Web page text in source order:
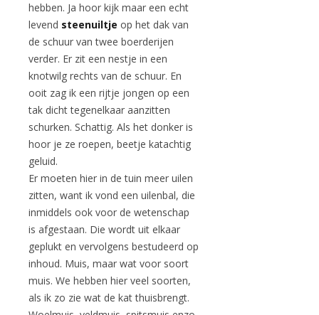
hebben. Ja hoor kijk maar een echt
levend steenuiltje op het dak van
de schuur van twee boerderijen
verder. Er zit een nestje in een
knotwilg rechts van de schuur. En
ooit zag ik een rijtje jongen op een
tak dicht tegenelkaar aanzitten
schurken. Schattig. Als het donker is
hoor je ze roepen, beetje katachtig
geluid.
Er moeten hier in de tuin meer uilen
zitten, want ik vond een uilenbal, die
inmiddels ook voor de wetenschap
is afgestaan. Die wordt uit elkaar
geplukt en vervolgens bestudeerd op
inhoud. Muis, maar wat voor soort
muis. We hebben hier veel soorten,
als ik zo zie wat de kat thuisbrengt.